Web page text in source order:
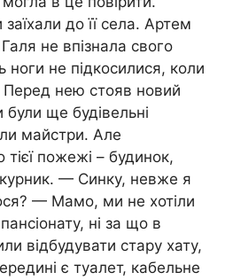
до її села. Артем
не впізнала свого
ноги не підкосилися, коли
нею стояв новий
ще будівельні
майстри. Але
пожежі – будинок,
— Синку, невже я
— Мамо, ми не хотіли
ні за що в
відбудувати стару хату,
є туалет, кабельне